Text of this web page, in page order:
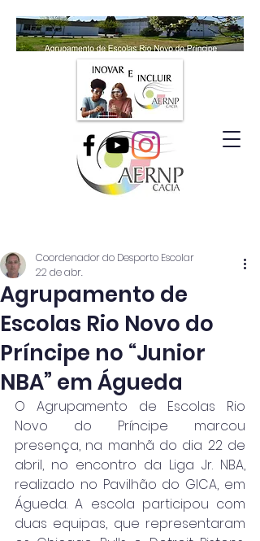
Agrupamento de
Escolas Rio Novo do
Príncipe no “Junior
NBA” em Águeda
Coordenador do Desporto Escolar
22 de abr.
O Agrupamento de Escolas Rio
Novo do Príncipe marcou
presença, na manhã do dia 22 de
abril, no encontro da Liga Jr. NBA,
realizado no Pavilhão do GICA, em
Águeda. A escola participou com
duas equipas, que representaram